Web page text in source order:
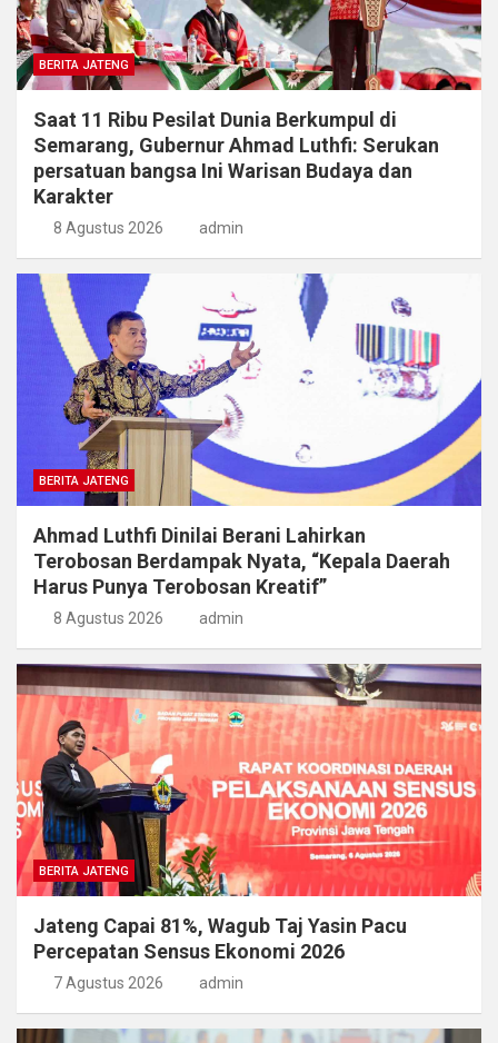
BERITA JATENG
Saat 11 Ribu Pesilat Dunia Berkumpul di
Semarang, Gubernur Ahmad Luthfi: Serukan
persatuan bangsa Ini Warisan Budaya dan
Karakter
8 Agustus 2026 admin
BERITA JATENG
Ahmad Luthfi Dinilai Berani Lahirkan
Terobosan Berdampak Nyata, “Kepala Daerah
Harus Punya Terobosan Kreatif”
8 Agustus 2026 admin
BERITA JATENG
Jateng Capai 81%, Wagub Taj Yasin Pacu
Percepatan Sensus Ekonomi 2026
7 Agustus 2026 admin